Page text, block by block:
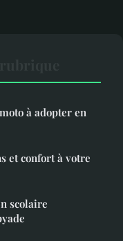
à adopter en
et confort à votre
scolaire